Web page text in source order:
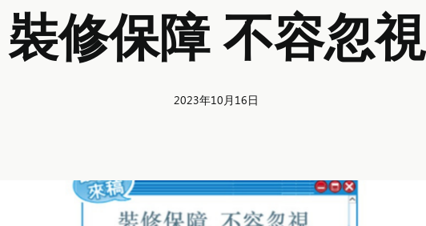
裝修保障 不容忽視
2023年10月16日